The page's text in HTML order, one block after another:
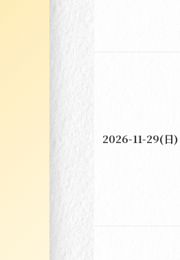
2026-11-29(日)